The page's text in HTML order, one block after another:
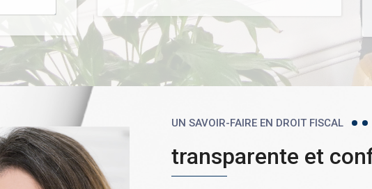
UN SAVOIR-FAIRE EN DROIT FISCAL
transparente et